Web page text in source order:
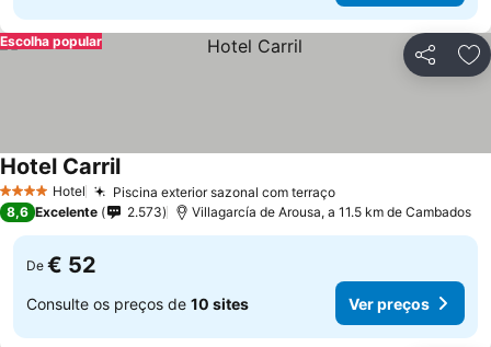
Partilhar
Escolha popular
4 EstrelasHotel Piscina exterior sazonal com terraço
Hotel Carril
8,6 Excelente 2.573 Villagarcía de Arousa, a 11.5 km de Cambados
De € 52
Consulte os preços de 10 sites Ver preços